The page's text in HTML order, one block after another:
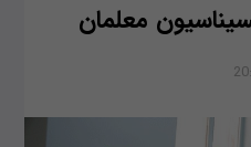
معلمان